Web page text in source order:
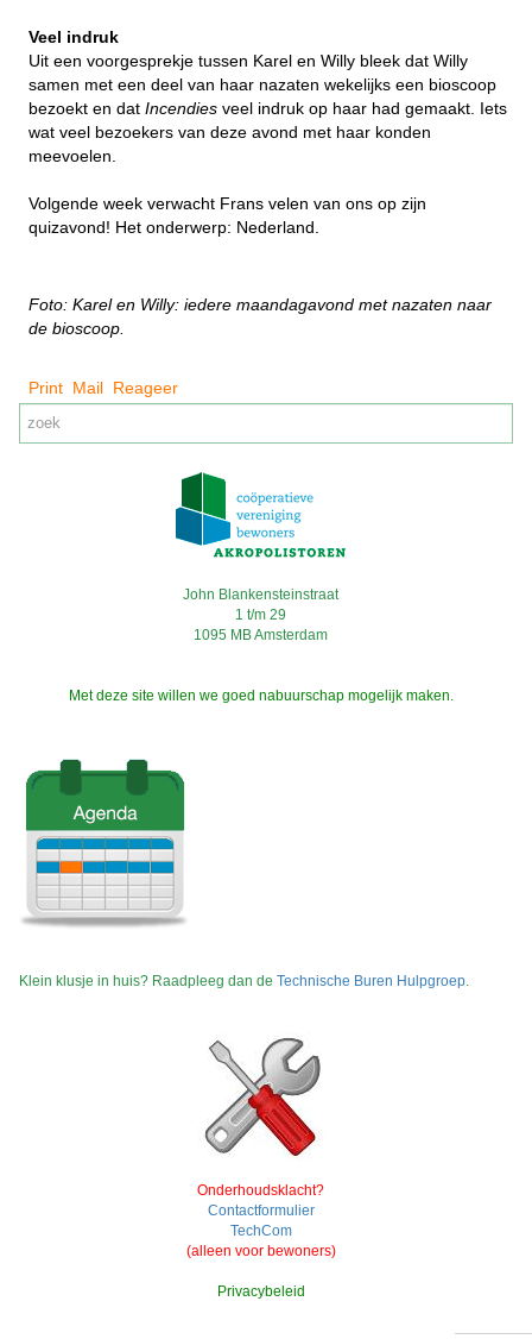
Veel indruk
Uit een voorgesprekje tussen Karel en Willy bleek dat Willy
samen met een deel van haar nazaten wekelijks een bioscoop
bezoekt en dat Incendies veel indruk op haar had gemaakt. Iets
wat veel bezoekers van deze avond met haar konden
meevoelen.
Volgende week verwacht Frans velen van ons op zijn
quizavond! Het onderwerp: Nederland.
Foto: Karel en Willy: iedere maandagavond met nazaten naar
de bioscoop.
Print Mail Reageer
John Blankensteinstraat
1 t/m 29
1095 MB Amsterdam
Met deze site willen we goed nabuurschap mogelijk maken.
Klein klusje in huis? Raadpleeg dan de Technische Buren Hulpgroep.
Onderhoudsklacht?
Contactformulier
TechCom
(alleen voor bewoners)
Privacybeleid